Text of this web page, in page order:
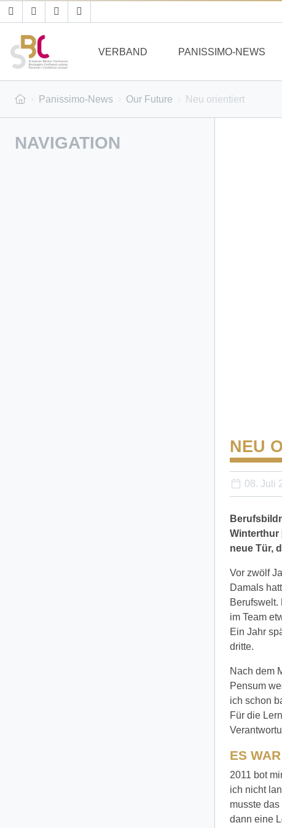
VERBAND PANISSIMO-NEWS
Panissimo-News Our Future Neu orientiert
NAVIGATION
NEU
08. Juli
Winterthur
neue Tür,
Vor zwölf
Damals
Berufswelt.
im Team
Ein Jahr
dritte.
Nach dem
Pensum
ich schon
Für die
ES
2011 bot
ich nicht
musste
dann eine